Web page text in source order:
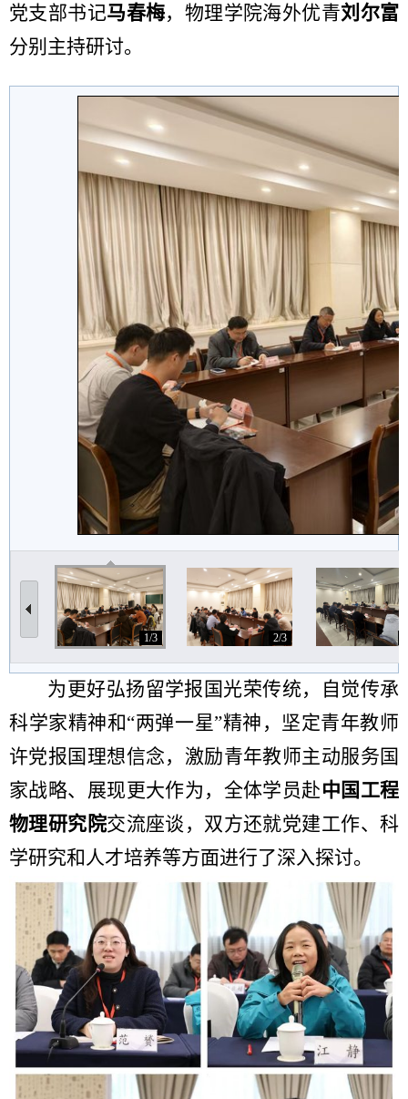
党支部书记马春梅，物理学院海外优青刘尔富
分别主持研讨。
1/3 2/3
为更好弘扬留学报国光荣传统，自觉传承
科学家精神和“两弹一星”精神，坚定青年教师
许党报国理想信念，激励青年教师主动服务国
家战略、展现更大作为，全体学员赴中国工程
物理研究院交流座谈，双方还就党建工作、科
学研究和人才培养等方面进行了深入探讨。